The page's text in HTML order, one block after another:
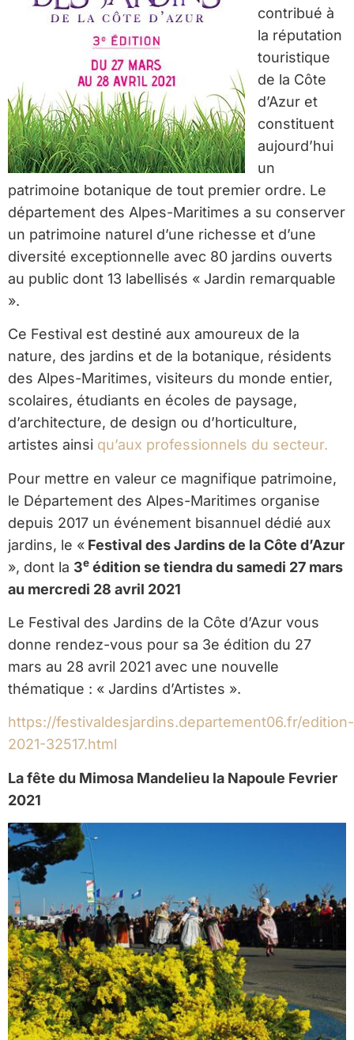
contribué à
la réputation
touristique
de la Côte
d’Azur et
constituent
aujourd’hui
un
patrimoine botanique de tout premier ordre. Le
département des Alpes-Maritimes a su conserver
un patrimoine naturel d’une richesse et d’une
diversité exceptionnelle avec 80 jardins ouverts
au public dont 13 labellisés « Jardin remarquable
».
Ce Festival est destiné aux amoureux de la
nature, des jardins et de la botanique, résidents
des Alpes-Maritimes, visiteurs du monde entier,
scolaires, étudiants en écoles de paysage,
d’architecture, de design ou d’horticulture,
artistes ainsi qu’aux professionnels du secteur.
Pour mettre en valeur ce magnifique patrimoine,
le Département des Alpes-Maritimes organise
depuis 2017 un événement bisannuel dédié aux
jardins, le « Festival des Jardins de la Côte d’Azur
», dont la 3e édition se tiendra du samedi 27 mars
au mercredi 28 avril 2021
Le Festival des Jardins de la Côte d’Azur vous
donne rendez-vous pour sa 3e édition du 27
mars au 28 avril 2021 avec une nouvelle
thématique : « Jardins d’Artistes ».
https://festivaldesjardins.departement06.fr/edition-
2021-32517.html
La fête du Mimosa Mandelieu la Napoule Fevrier
2021